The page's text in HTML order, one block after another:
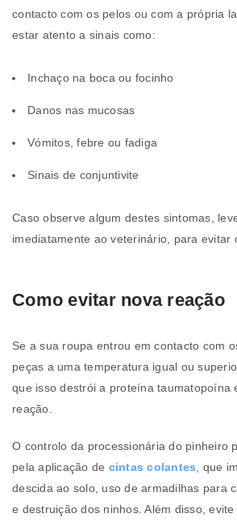
contacto com os pelos ou com a própria
estar atento a sinais como:
Inchaço na boca ou focinho
Danos nas mucosas
Vómitos, febre ou fadiga
Sinais de conjuntivite
Caso observe algum destes sintomas,
imediatamente ao veterinário, para evitar
Como evitar nova reação
Se a sua roupa entrou em contacto com
peças a uma temperatura igual ou
que isso destrói a proteína taumatopoína
reação.
O controlo da processionária do pinheiro
pela aplicação de cintas colantes , que
descida ao solo, uso de armadilhas para
e destruição dos ninhos. Além disso,